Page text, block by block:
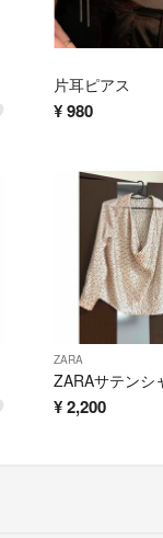
片耳ピアス
¥980
ZARA
ZARAサテンシ
¥2,200